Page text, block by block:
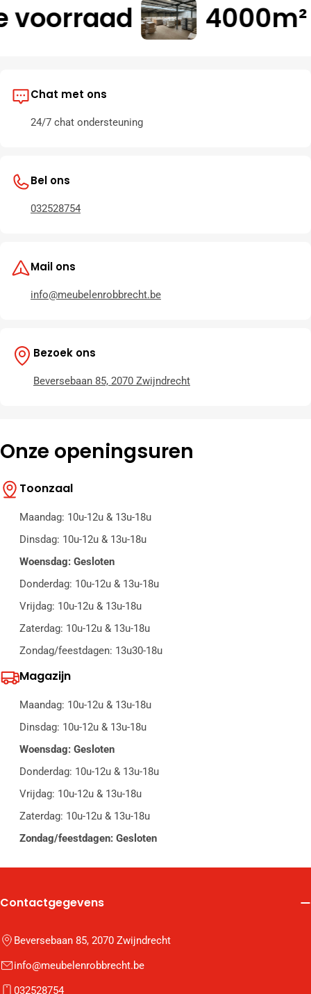
4000m²
Chat met ons
24/7 chat ondersteuning
Bel ons
032528754
Mail ons
info@meubelenrobbrecht.be
Bezoek ons
Beversebaan 85, 2070 Zwijndrecht
Onze openingsuren
Toonzaal
Maandag: 10u-12u & 13u-18u
Dinsdag: 10u-12u & 13u-18u
Woensdag: Gesloten
Donderdag: 10u-12u & 13u-18u
Vrijdag: 10u-12u & 13u-18u
Zaterdag: 10u-12u & 13u-18u
Zondag/feestdagen: 13u30-18u
Magazijn
Maandag: 10u-12u & 13u-18u
Dinsdag: 10u-12u & 13u-18u
Woensdag: Gesloten
Donderdag: 10u-12u & 13u-18u
Vrijdag: 10u-12u & 13u-18u
Zaterdag: 10u-12u & 13u-18u
Zondag/feestdagen: Gesloten
Contactgegevens
Beversebaan 85, 2070 Zwijndrecht
info@meubelenrobbrecht.be
032528754